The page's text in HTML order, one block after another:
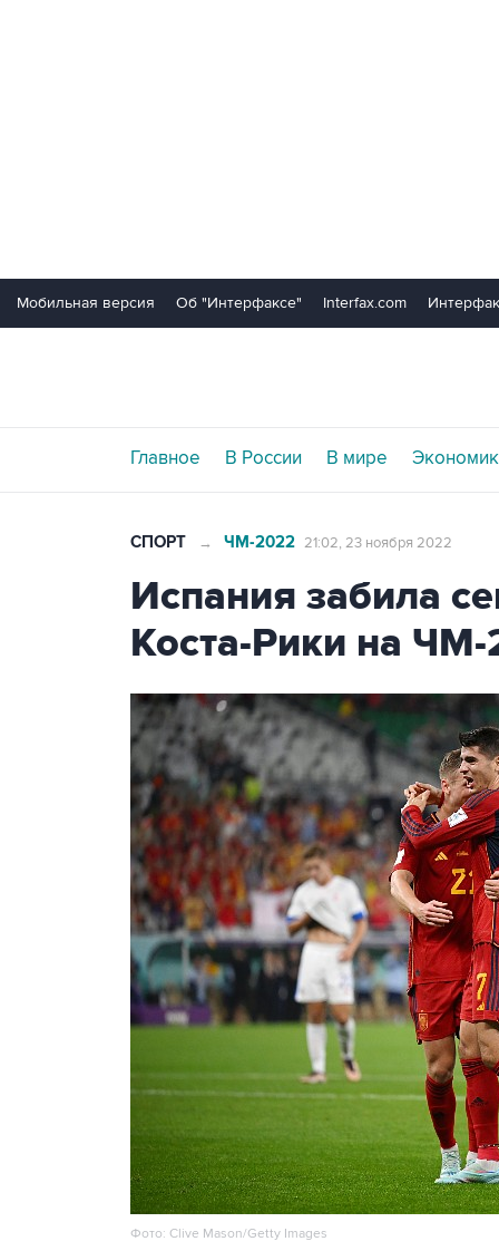
Мобильная версия Об "Интерфаксе" Interfax.com
Главное В России В мире
СПОРТ → ЧМ-2022 21:02, 23 ноября 2022
Испания забила
Коста-Рики на
Фото: Clive Mason/Getty Images